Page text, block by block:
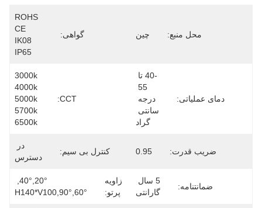
محل منبع: چین گواهی:
ROHS
CE
IK08
IP65
دمای عملیاتی:
گراد
CCT:
3000k
4000k
5000k
5700k
6500k
ضریب قدرت: 0.95 کنترل بی سیم:
دسترس
ضمانتنامه:
گارانتی
زاویه
پرتو:
60°,90°,h140*v100